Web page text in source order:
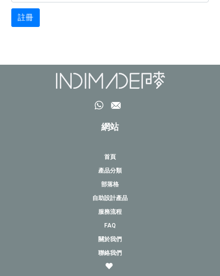
註冊
網站
首頁
產品分類
部落格
自助設計產品
服務流程
FAQ
關於我們
聯絡我們